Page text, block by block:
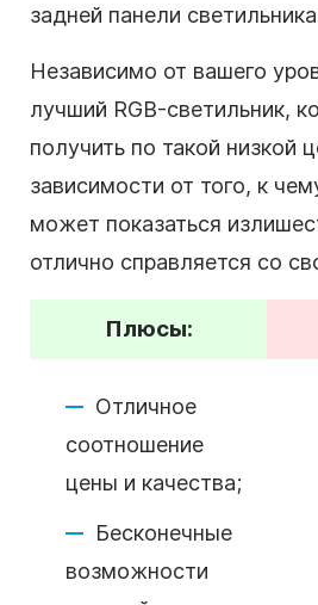
задней панели
Независимо от вашего
лучший RGB-светильник,
получить по такой низкой
зависимости от того, к
может показаться
отлично справляется со
Плюсы:
Отличное
соотношение
цены и качества;
Бесконечные
возможности